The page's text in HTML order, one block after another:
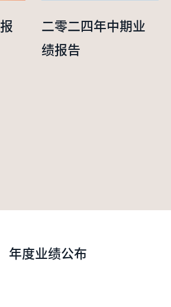
二零二四年中期业
绩报告
年度业绩公布